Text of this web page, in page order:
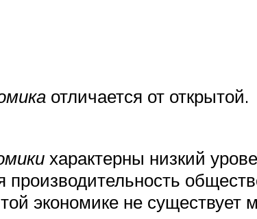
отличается от открытой.
характерны низкий
производительность
экономике не существует